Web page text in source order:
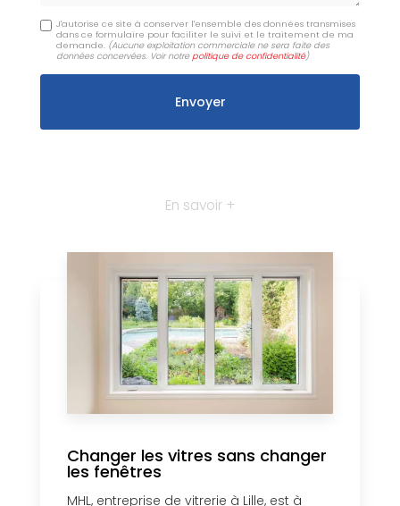
J'autorise ce site à conserver l'ensemble des données transmises
dans ce formulaire pour faciliter le suivi et le traitement de ma
demande. (Aucune exploitation commerciale ne sera faite des
données concervées. Voir notrepolitique de confidentialité)
En savoir +
Changer les vitres sans changer
les fenêtres
MHL, entreprise de vitrerie à Lille, est à